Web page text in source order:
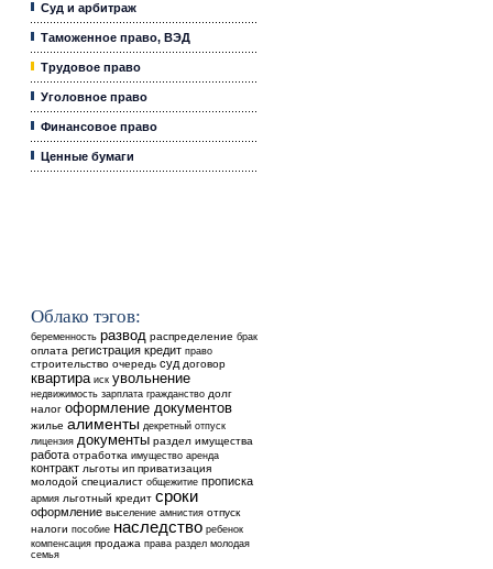
Суд и арбитраж
Таможенное право, ВЭД
Трудовое право
Уголовное право
Финансовое право
Ценные бумаги
Облако тэгов:
беременность развод распределение брак
оплата регистрация кредит право
строительство очередь суд договор
квартира иск увольнение
недвижимость зарплата гражданство долг
налог оформление документов
жилье алименты декретный отпуск
лицензия документы раздел имущества
работа отработка имущество аренда
контракт льготы ип приватизация
молодой специалист общежитие прописка
армия льготный кредит сроки
оформление выселение амнистия отпуск
налоги пособие наследство ребенок
компенсация продажа права раздел молодая
семья